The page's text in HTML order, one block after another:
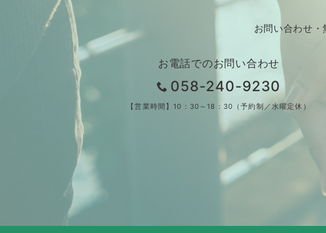
お問い合わせ
お電話でのお問い合わせ
058-240-9230
【営業時間】10：30～18：30（予約制／水曜定休）